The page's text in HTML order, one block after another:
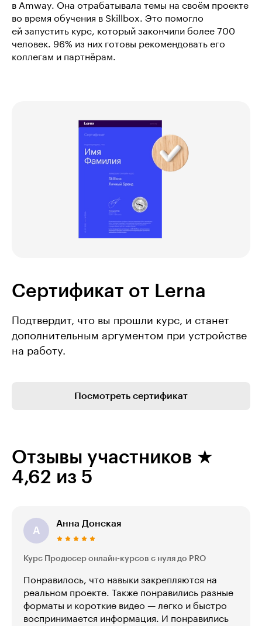
в Amway. Она отрабатывала темы на своём проекте
во время обучения в Skillbox. Это помогло
ей запустить курс, который закончили более 700
человек. 96% из них готовы рекомендовать его
коллегам и партнёрам.
Сертификат от Lerna
Подтвердит, что вы прошли курс, и станет
дополнительным аргументом при устройстве
на работу.
Посмотреть сертификат
Отзывы участников ★
4,62 из 5
А
Анна Донская
Курс Продюсер онлайн-курсов с нуля до PRO
Понравилось, что навыки закрепляются на
реальном проекте. Также понравились разные
форматы и короткие видео — легко и быстро
воспринимается информация. И понравились